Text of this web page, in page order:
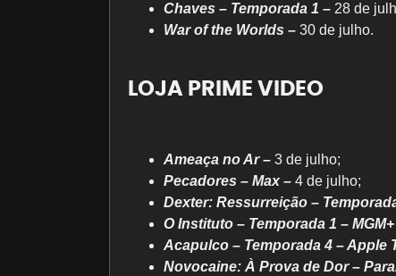
Chaves – Temporada 1 – 28 de
War of the Worlds – 30 de julho.
LOJA PRIME VIDEO
Ameaça no Ar – 3 de julho;
Pecadores – Max – 4 de julho;
Dexter: Ressurreição –
O Instituto – Temporada 1 –
Acapulco – Temporada 4 – Apple
Novocaine: À Prova de Dor –